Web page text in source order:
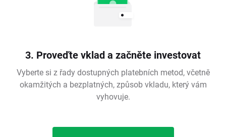
3. Proveďte vklad a začněte investovat
Vyberte si z řady dostupných platebních metod, včetně
okamžitých a bezplatných, způsob vkladu, který vám
vyhovuje.